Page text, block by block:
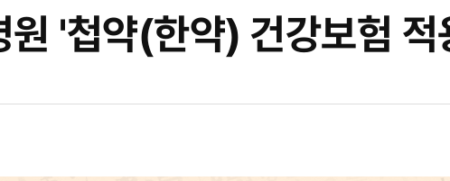
'첩약(한약) 건강보험 적